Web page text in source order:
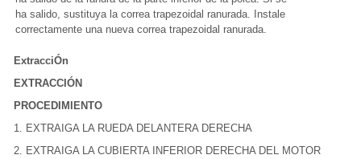
ha salido, sustituya la correa trapezoidal ranurada. Instale
correctamente una nueva correa trapezoidal ranurada.
ExtracciÓn
EXTRACCIÓN
PROCEDIMIENTO
1. EXTRAIGA LA RUEDA DELANTERA DERECHA
2. EXTRAIGA LA CUBIERTA INFERIOR DERECHA DEL MOTOR